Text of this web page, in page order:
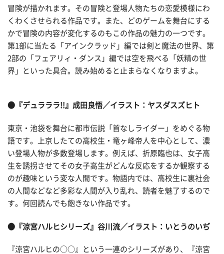
冒険が描かれます。その冒険と登場人物たちの恋愛模様にわ
くわくさせられる作品です。また、どのゲームを舞台にする
かで冒険の内容が変化するのもこの作品の魅力の一つです。
第1部に当たる「アインクラッド」編では剣と魔法の世界、第
2部の「フェアリィ・ダンス」編では空を飛べる「妖精の世
界」といった具合。読み始めると止まらなくなりますよ。
●『デュラララ!!』成田良悟／イラスト：ヤスダスズヒト
東京・池袋を舞台に都市伝説「首なしライダー」をめぐる物
語です。上京したての高校生・竜ヶ峰帝人を中心として、濃
い登場人物が多数登場します。例えば、折原臨也は、女子高
生を誘拐させてその女子高生がどんな反応をするか観察する
のが趣味という変な人間です。物語内では、高校生に裏社会
の人間などなど多彩な人間が入り乱れ、読者を魅了するので
す。何回読んでも飽きない作品です。
●『涼宮ハルヒシリーズ』谷川流／イラスト：いとうのいぢ
『涼宮ハルヒの○○』という一連のシリーズがあり、『涼宮